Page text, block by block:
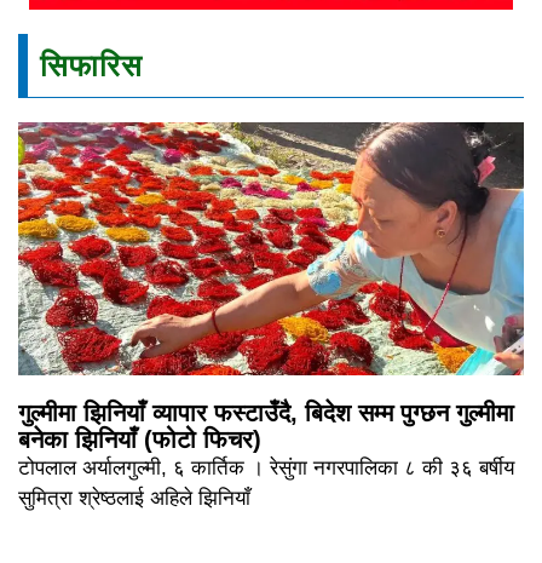
सिफारिस
गुल्मीमा झिनियाँ व्यापार फस्टाउँदै, बिदेश सम्म पुग्छन गुल्मीमा
बनेका झिनियाँ (फोटो फिचर)
टोपलाल अर्यालगुल्मी, ६ कार्तिक । रेसुंगा नगरपालिका ८ की ३६ बर्षीय
सुमित्रा श्रेष्ठलाई अहिले झिनियाँ